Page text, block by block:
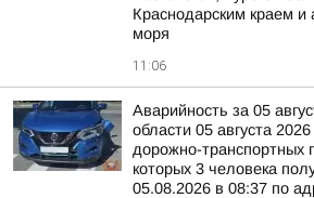
Краснодарским краем и
моря
11:06
Аварийность за 05
области 05 августа
дорожно-транспортных
которых 3 человека
05.08.2026 в 08:37 по